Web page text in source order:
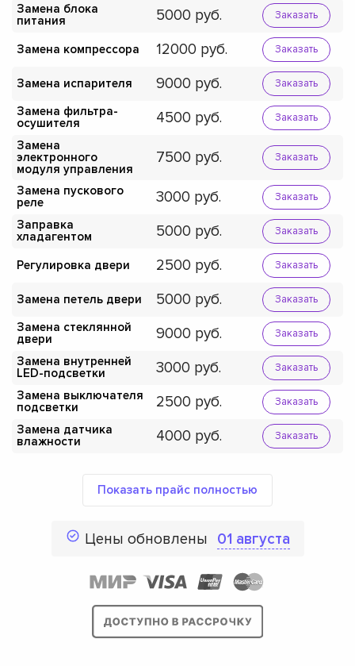
Замена блока
питания
5000 Заказать
Замена компрессора 12000 Заказать
Замена испарителя 9000 Заказать
Замена фильтра-
осушителя
4500 Заказать
Замена
электронного
модуля управления
7500 Заказать
Замена пускового
реле
3000 Заказать
Заправка
хладагентом
5000 Заказать
Регулировка двери 2500 Заказать
Замена петель двери 5000 Заказать
Замена стеклянной
двери
9000 Заказать
Замена внутренней
LED-подсветки
3000 Заказать
Замена выключателя
подсветки
2500 Заказать
Замена датчика
влажности
4000 Заказать
Показать прайс полностью
Цены обновлены 01 августа